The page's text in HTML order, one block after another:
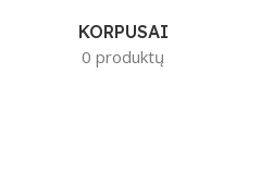
KORPUSAI
0 produktų